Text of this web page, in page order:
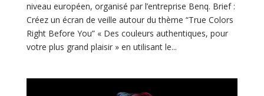
C
o
m
p
niveau européen, organisé par l’entreprise Benq. Brief :
Créez un écran de veille autour du thème “True Colors
Right Before You” « Des couleurs authentiques, pour
votre plus grand plaisir » en utilisant le...